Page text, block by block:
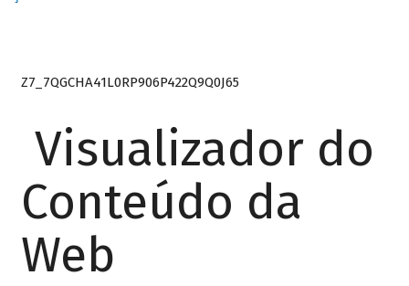
Z7_7QGCHA41L0RP906P422Q9Q0J65
Visualizador do
Conteúdo da
Web